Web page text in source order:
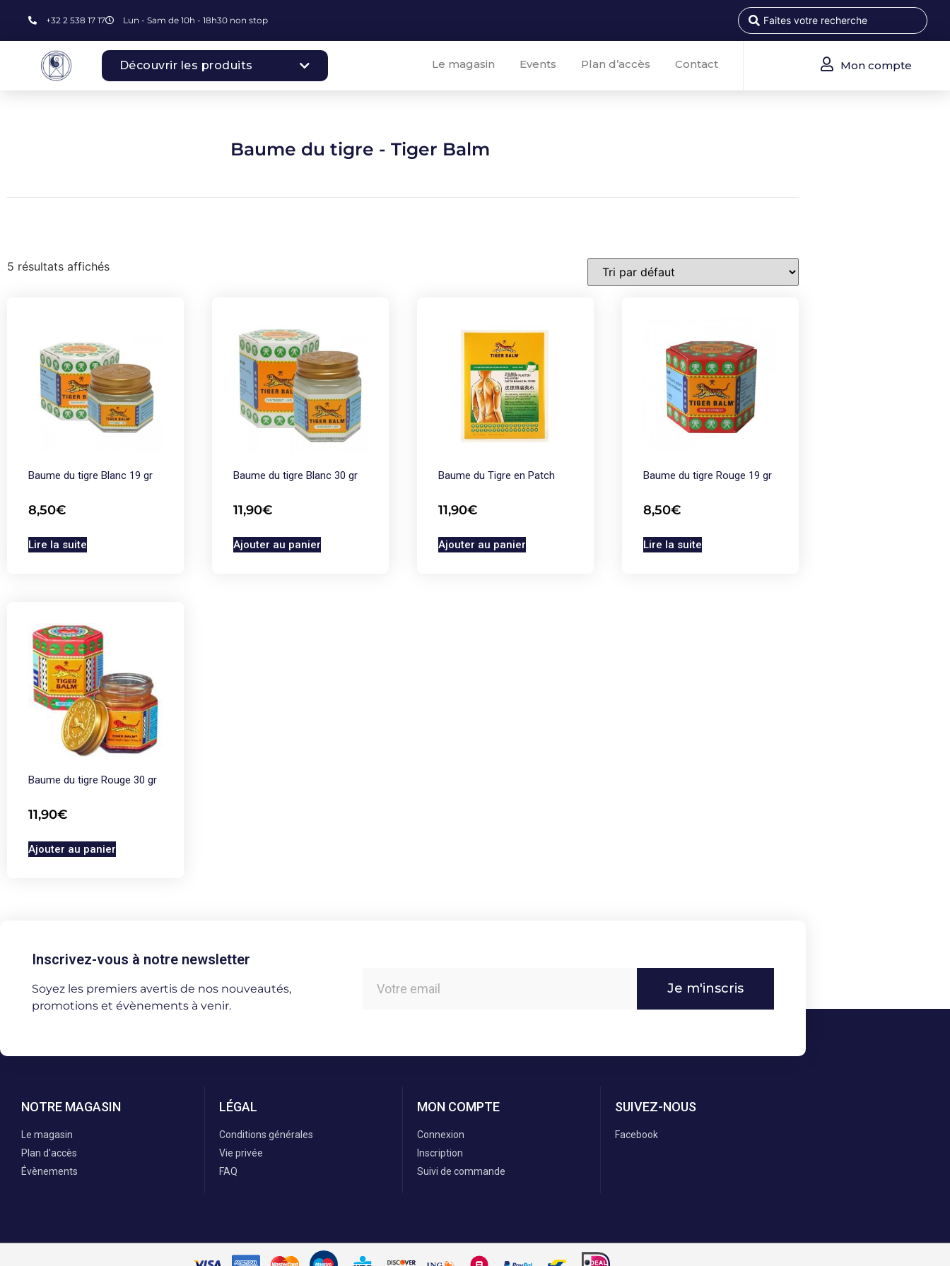
+32 2 538 17 17 Lun - Sam de 10h - 18h30 non stop
Découvrir les produits Le magasin Events Plan d’accès Contact Mon compte
Baume du tigre - Tiger Balm
5 résultats affichés
Baume du tigre Blanc 19 gr
8,50€
Lire la suite
Baume du tigre Blanc 30 gr
11,90€
Ajouter au panier
Baume du Tigre en Patch
11,90€
Ajouter au panier
Baume du tigre Rouge 19 gr
8,50€
Lire la suite
Baume du tigre Rouge 30 gr
11,90€
Ajouter au panier
Inscrivez-vous à notre newsletter
Soyez les premiers avertis de nos nouveautés,
promotions et évènements à venir.
Je m'inscris
NOTRE MAGASIN
Le magasin
Plan d'accès
Évènements
LÉGAL
Conditions générales
Vie privée
FAQ
MON COMPTE
Connexion
Inscription
Suivi de commande
SUIVEZ-NOUS
Facebook